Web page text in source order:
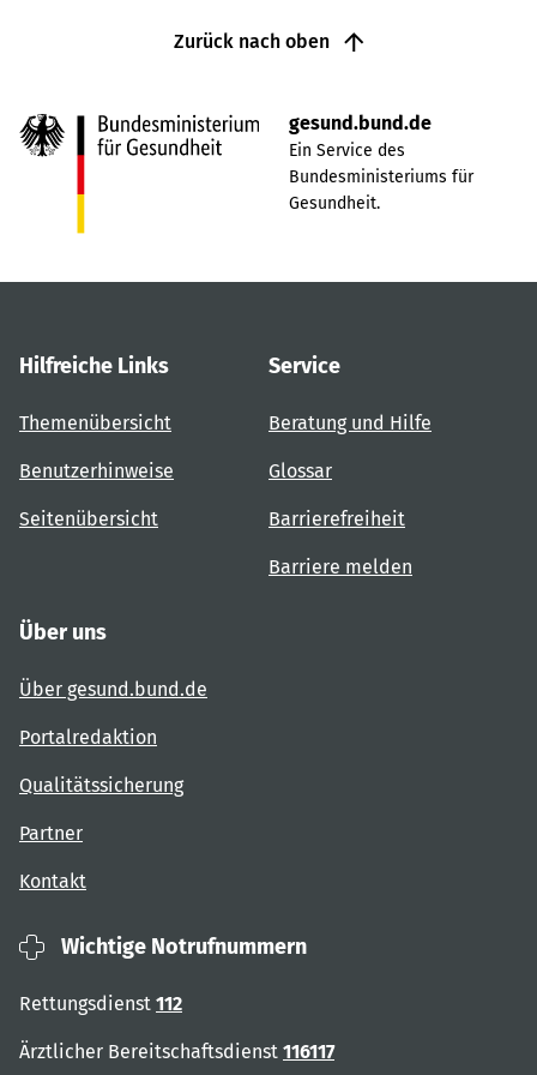
Zurück nach oben
gesund.bund.de
Ein Service des
Bundesministeriums für
Gesundheit.
Hilfreiche Links
Themenübersicht
Benutzerhinweise
Seitenübersicht
Service
Beratung und Hilfe
Glossar
Barrierefreiheit
Barriere melden
Über uns
Über gesund.bund.de
Portalredaktion
Qualitätssicherung
Partner
Kontakt
Wichtige Notrufnummern
Rettungsdienst 112
Ärztlicher Bereitschaftsdienst 116117